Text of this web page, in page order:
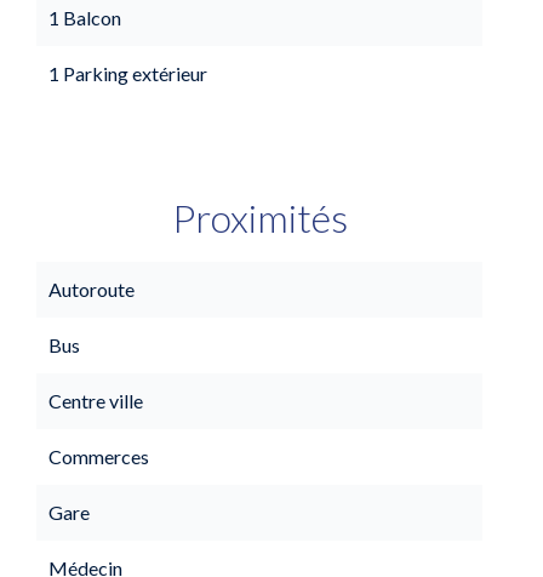
1 Balcon
1 Parking extérieur
Proximités
Autoroute
Bus
Centre ville
Commerces
Gare
Médecin